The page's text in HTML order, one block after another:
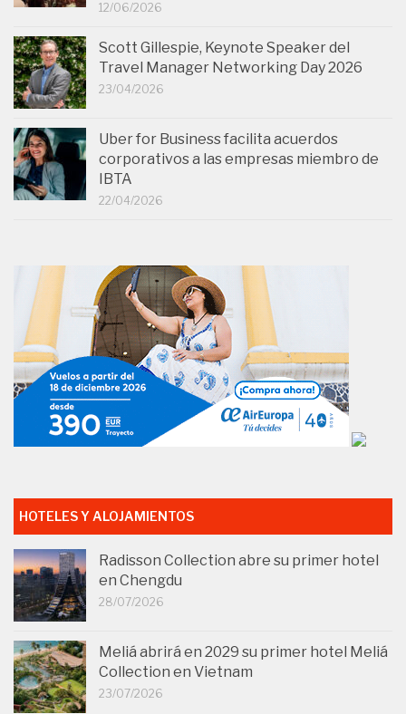
12/06/2026
Scott Gillespie, Keynote Speaker del
Travel Manager Networking Day 2026
23/04/2026
Uber for Business facilita acuerdos
corporativos a las empresas miembro de
IBTA
22/04/2026
HOTELES Y ALOJAMIENTOS
Radisson Collection abre su primer hotel
en Chengdu
28/07/2026
Meliá abrirá en 2029 su primer hotel Meliá
Collection en Vietnam
23/07/2026